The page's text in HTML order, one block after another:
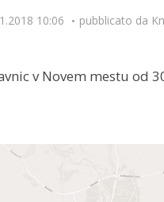
10:06 pubblicato da
v Novem mestu od